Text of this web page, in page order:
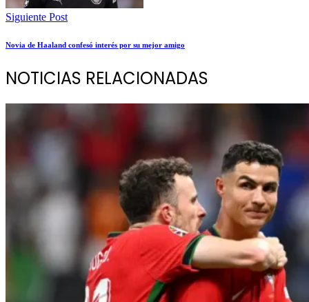
Siguiente Post
Novia de Haaland confesó interés por su mejor amigo
NOTICIAS RELACIONADAS